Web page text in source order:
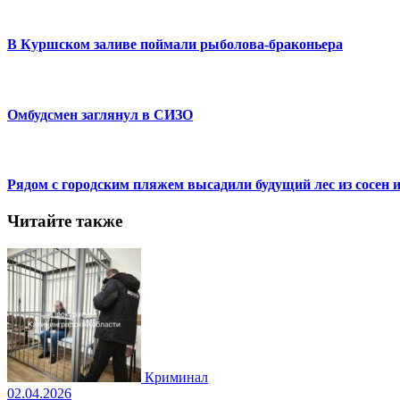
В Куршском заливе поймали рыболова-браконьера
Омбудсмен заглянул в СИЗО
Рядом с городским пляжем высадили будущий лес из сосен и
Читайте также
Криминал
02.04.2026